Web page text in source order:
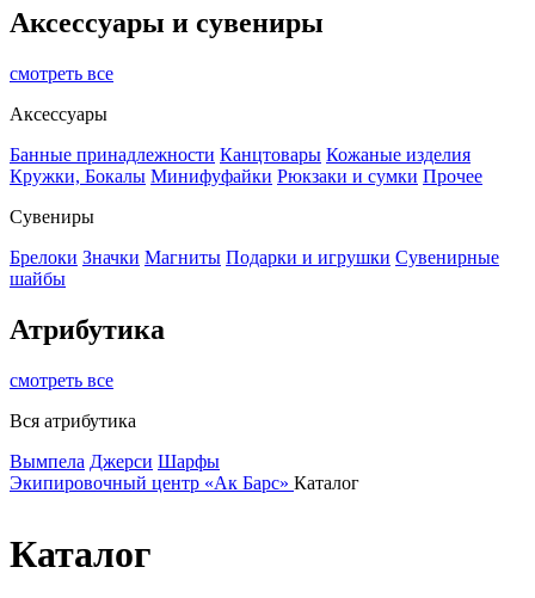
Аксессуары и сувениры
смотреть все
Аксессуары
Банные принадлежности Канцтовары Кожаные изделия
Кружки, Бокалы Минифуфайки Рюкзаки и сумки Прочее
Сувениры
Брелоки Значки Магниты Подарки и игрушки Сувенирные
шайбы
Атрибутика
смотреть все
Вся атрибутика
Вымпела Джерси Шарфы
Экипировочный центр «Ак Барс» Каталог
Каталог